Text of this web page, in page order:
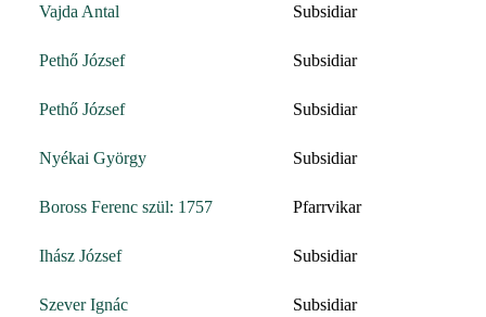
Vajda Antal Subsidiar
Pethő József Subsidiar
Pethő József Subsidiar
Nyékai György Subsidiar
Boross Ferenc szül: 1757 Pfarrvikar
Ihász József Subsidiar
Szever Ignác Subsidiar